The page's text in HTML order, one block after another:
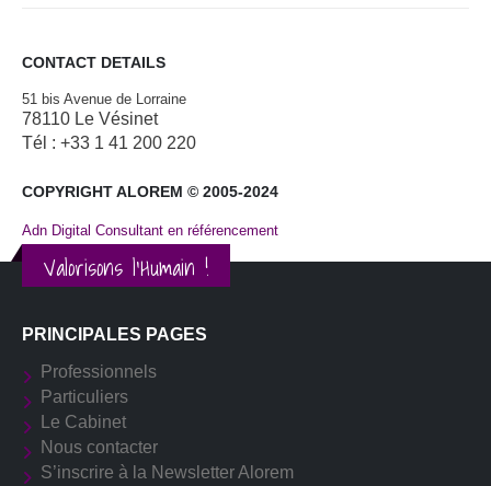
CONTACT DETAILS
51 bis Avenue de Lorraine
78110 Le Vésinet
Tél : +33 1 41 200 220
COPYRIGHT ALOREM © 2005-2024
Adn Digital Consultant en référencement
Valorisons l'Humain !
PRINCIPALES PAGES
Professionnels
Particuliers
Le Cabinet
Nous contacter
S’inscrire à la Newsletter Alorem